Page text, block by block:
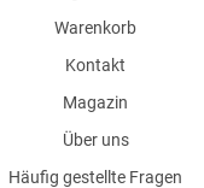
Warenkorb
Kontakt
Magazin
Über uns
Häufig gestellte Fragen